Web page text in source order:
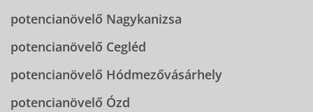
potencianövelő Nagykanizsa
potencianövelő Cegléd
potencianövelő Hódmezővásárhely
potencianövelő Ózd